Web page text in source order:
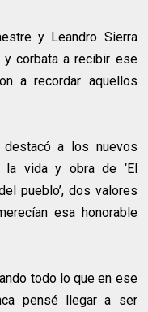
y Leandro Sierra
corbata a recibir ese
a recordar aquellos
destacó a los nuevos
la vida y obra de ‘El
pueblo’, dos valores
esa honorable
todo lo que en ese
pensé llegar a ser